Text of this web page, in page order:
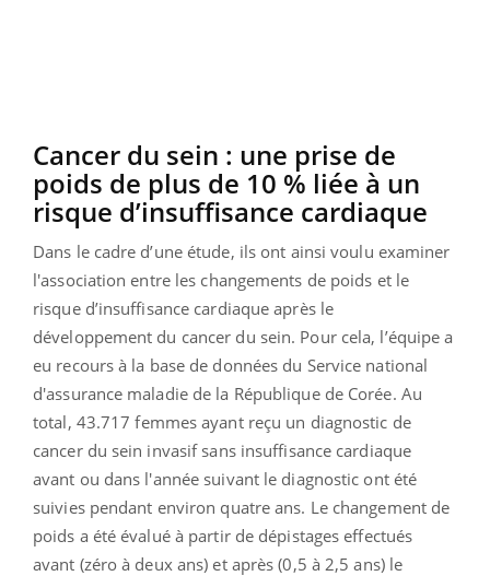
Cancer du sein : une prise de
poids de plus de 10 % liée à un
risque d’insuffisance cardiaque
Dans le cadre d’une étude, ils ont ainsi voulu examiner
l'association entre les changements de poids et le
risque d’insuffisance cardiaque après le
développement du cancer du sein. Pour cela, l’équipe a
eu recours à la base de données du Service national
d'assurance maladie de la République de Corée. Au
total, 43.717 femmes ayant reçu un diagnostic de
cancer du sein invasif sans insuffisance cardiaque
avant ou dans l'année suivant le diagnostic ont été
suivies pendant environ quatre ans. Le changement de
poids a été évalué à partir de dépistages effectués
avant (zéro à deux ans) et après (0,5 à 2,5 ans) le